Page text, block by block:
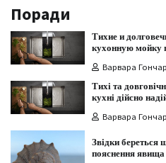
Поради
Тихие и
кухонную мойку
Варвара
Тихі та
кухні дійсно
Варвара
Звідки береться
пояснення явища